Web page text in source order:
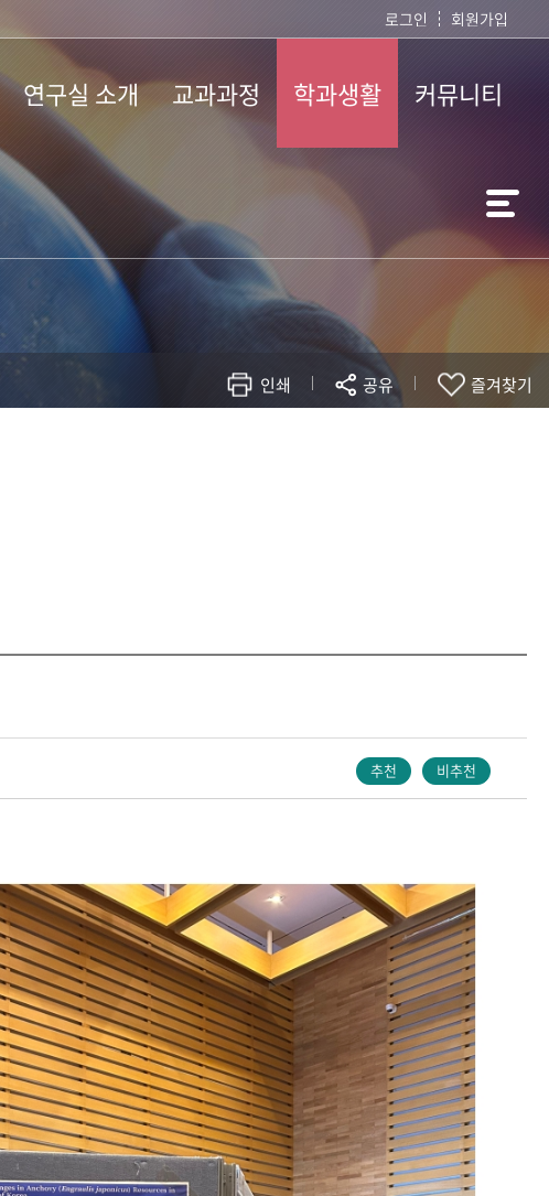
로그인 회원가입
연구실 소개
해양생명자원
연구실
수산동물행동
생태계예측연구실
교과과정
정규 교과과정
비정규 교과과정
커리어로드맵
학과생활
장학금
졸업자격인증
재학생 활용공간
학과 동아리
커뮤니티
이미지자료실
영상자료실
취업/전공자료
인쇄 공유 즐겨찾기